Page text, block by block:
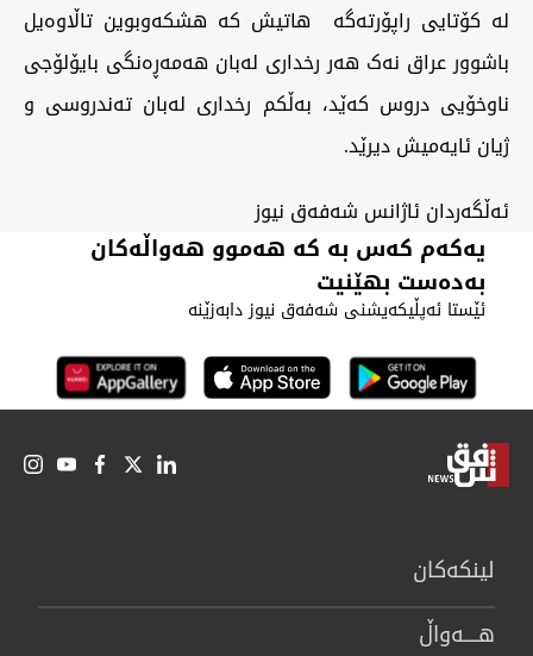
لە کۆتایی راپۆرتەگە هاتیش کە هشکەوبوین تاڵاوەیل
باشوور عراق نەک هەر رخداری لەبان هەمەڕەنگی بایۆلۆجی
ناوخۆیی دروس کەێد، بەڵکم رخداری لەبان تەندروسی و
ژیان ئایەمیش دیرێد.
ئەڵگەردان ئاژانس شەفەق نیوز
یەکەم کەس بە کە هەموو هەواڵەکان
بەدەست بهێنیت
ئێستا ئەپڵیکەیشنی شەفەق نیوز دابەزێنە
لینكەكان
هــــه‌واڵ